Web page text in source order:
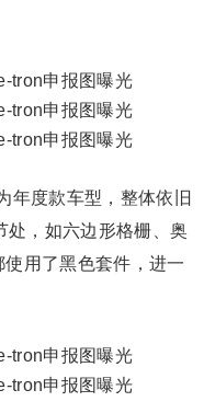
年度款车型，整体依旧
处，如六边形格栅、奥
用了黑色套件，进一